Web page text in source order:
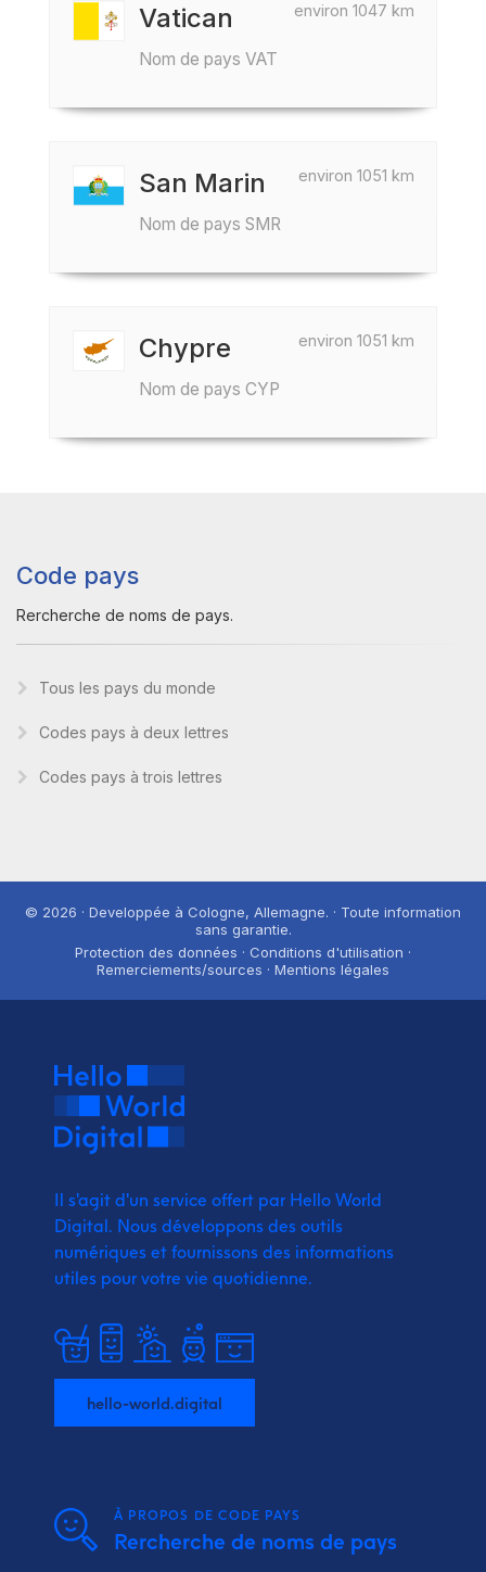
environ 1047 km
Vatican
Nom de pays VAT
environ 1051 km
San Marin
Nom de pays SMR
environ 1051 km
Chypre
Nom de pays CYP
Code pays
Rercherche de noms de pays.
Tous les pays du monde
Codes pays à deux lettres
Codes pays à trois lettres
© 2026 · Developpée à Cologne, Allemagne. · Toute information
sans garantie.
Protection des données · Conditions d'utilisation ·
Remerciements/sources · Mentions légales
Il s'agit d'un service offert par Hello World
Digital. Nous développons des outils
numériques et fournissons des informations
utiles pour votre vie quotidienne.
hello-world.digital
À PROPOS DE CODE PAYS
Rercherche de noms de pays